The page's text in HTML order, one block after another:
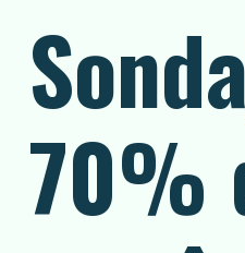
70%